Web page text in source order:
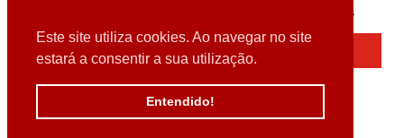
Este site utiliza cookies. Ao navegar no site
estará a consentir a sua utilização.
Entendido!
Detectamos que está a usar um browser desatualizado
Por favor, atualize o seu browser
para garantir uma melhor experiência.